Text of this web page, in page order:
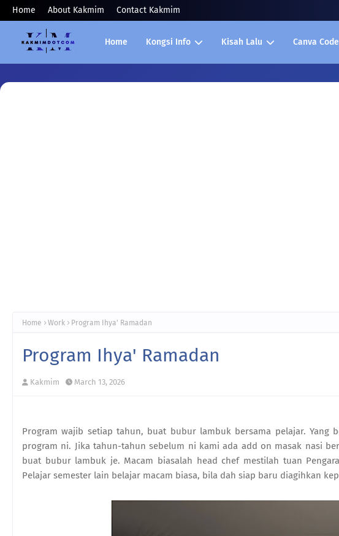
Home About Kakmim Contact Kakmim
Home Kongsi Info Kisah Lalu Canva Code
Home Work Program Ihya' Ramadan
Program Ihya' Ramadan
Kakmim March 13, 2026
Program wajib setiap tahun, buat bubur lambuk bersama pelajar.
program ni. Jika tahun-tahun sebelum ni kami ada add on masak nasi
buat bubur lambuk je. Macam biasalah head chef mestilah tuan
Pelajar semester lain belajar macam biasa, bila dah siap baru diagihkan